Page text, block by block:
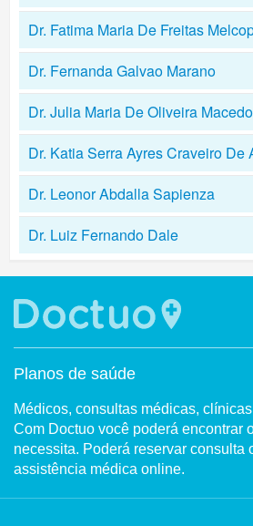
Dr. Fatima Maria De Freitas
Dr. Fernanda Galvao Marano
Dr. Julia Maria De Oliveira Macedo
Dr. Katia Serra Ayres Craveiro De
Dr. Leonor Abdalla Sapienza
Dr. Luiz Fernando Dale
Planos de saúde
Médicos, consultas médicas,
Com Doctuo você poderá encontrar
necessita. Poderá reservar consulta
assistência médica online.